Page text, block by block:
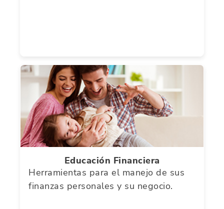
Educación Financiera
Herramientas para el manejo de sus
finanzas personales y su negocio.